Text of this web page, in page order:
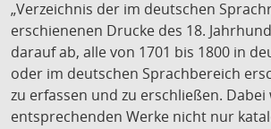
„Verzeichnis der im deutschen
erschienenen Drucke des 18.
darauf ab, alle von 1701 bis 1800 in
oder im deutschen Sprachbereich
zu erfassen und zu erschließen.
entsprechenden Werke nicht nur